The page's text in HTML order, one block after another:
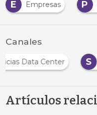
E Empresas P
Canales
Data Center S
Artículos